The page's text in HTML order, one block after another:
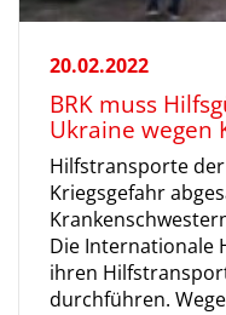
20.02.2022
BRK muss
Ukraine wegen
Hilfstransporte der
Kriegsgefahr
Die Internationale
ihren
durchführen.